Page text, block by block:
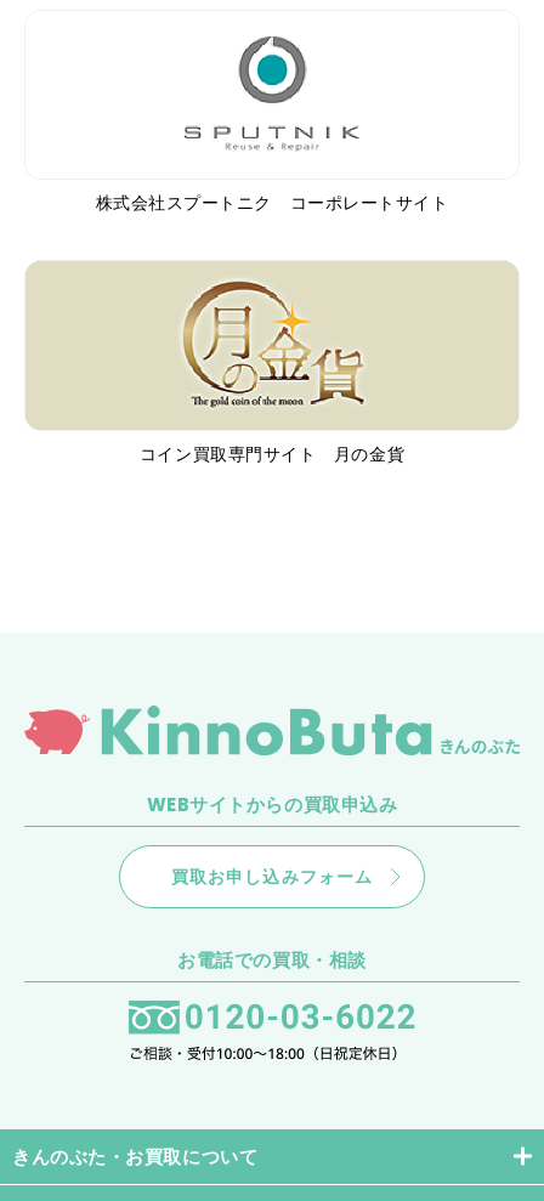
株式会社スプートニク コーポレートサイト
コイン買取専門サイト 月の金貨
き
ん
の
WEBサイトからの買取申込み
買取お申し込みフォーム
お電話での買取・相談
きんのぶた・お買取について